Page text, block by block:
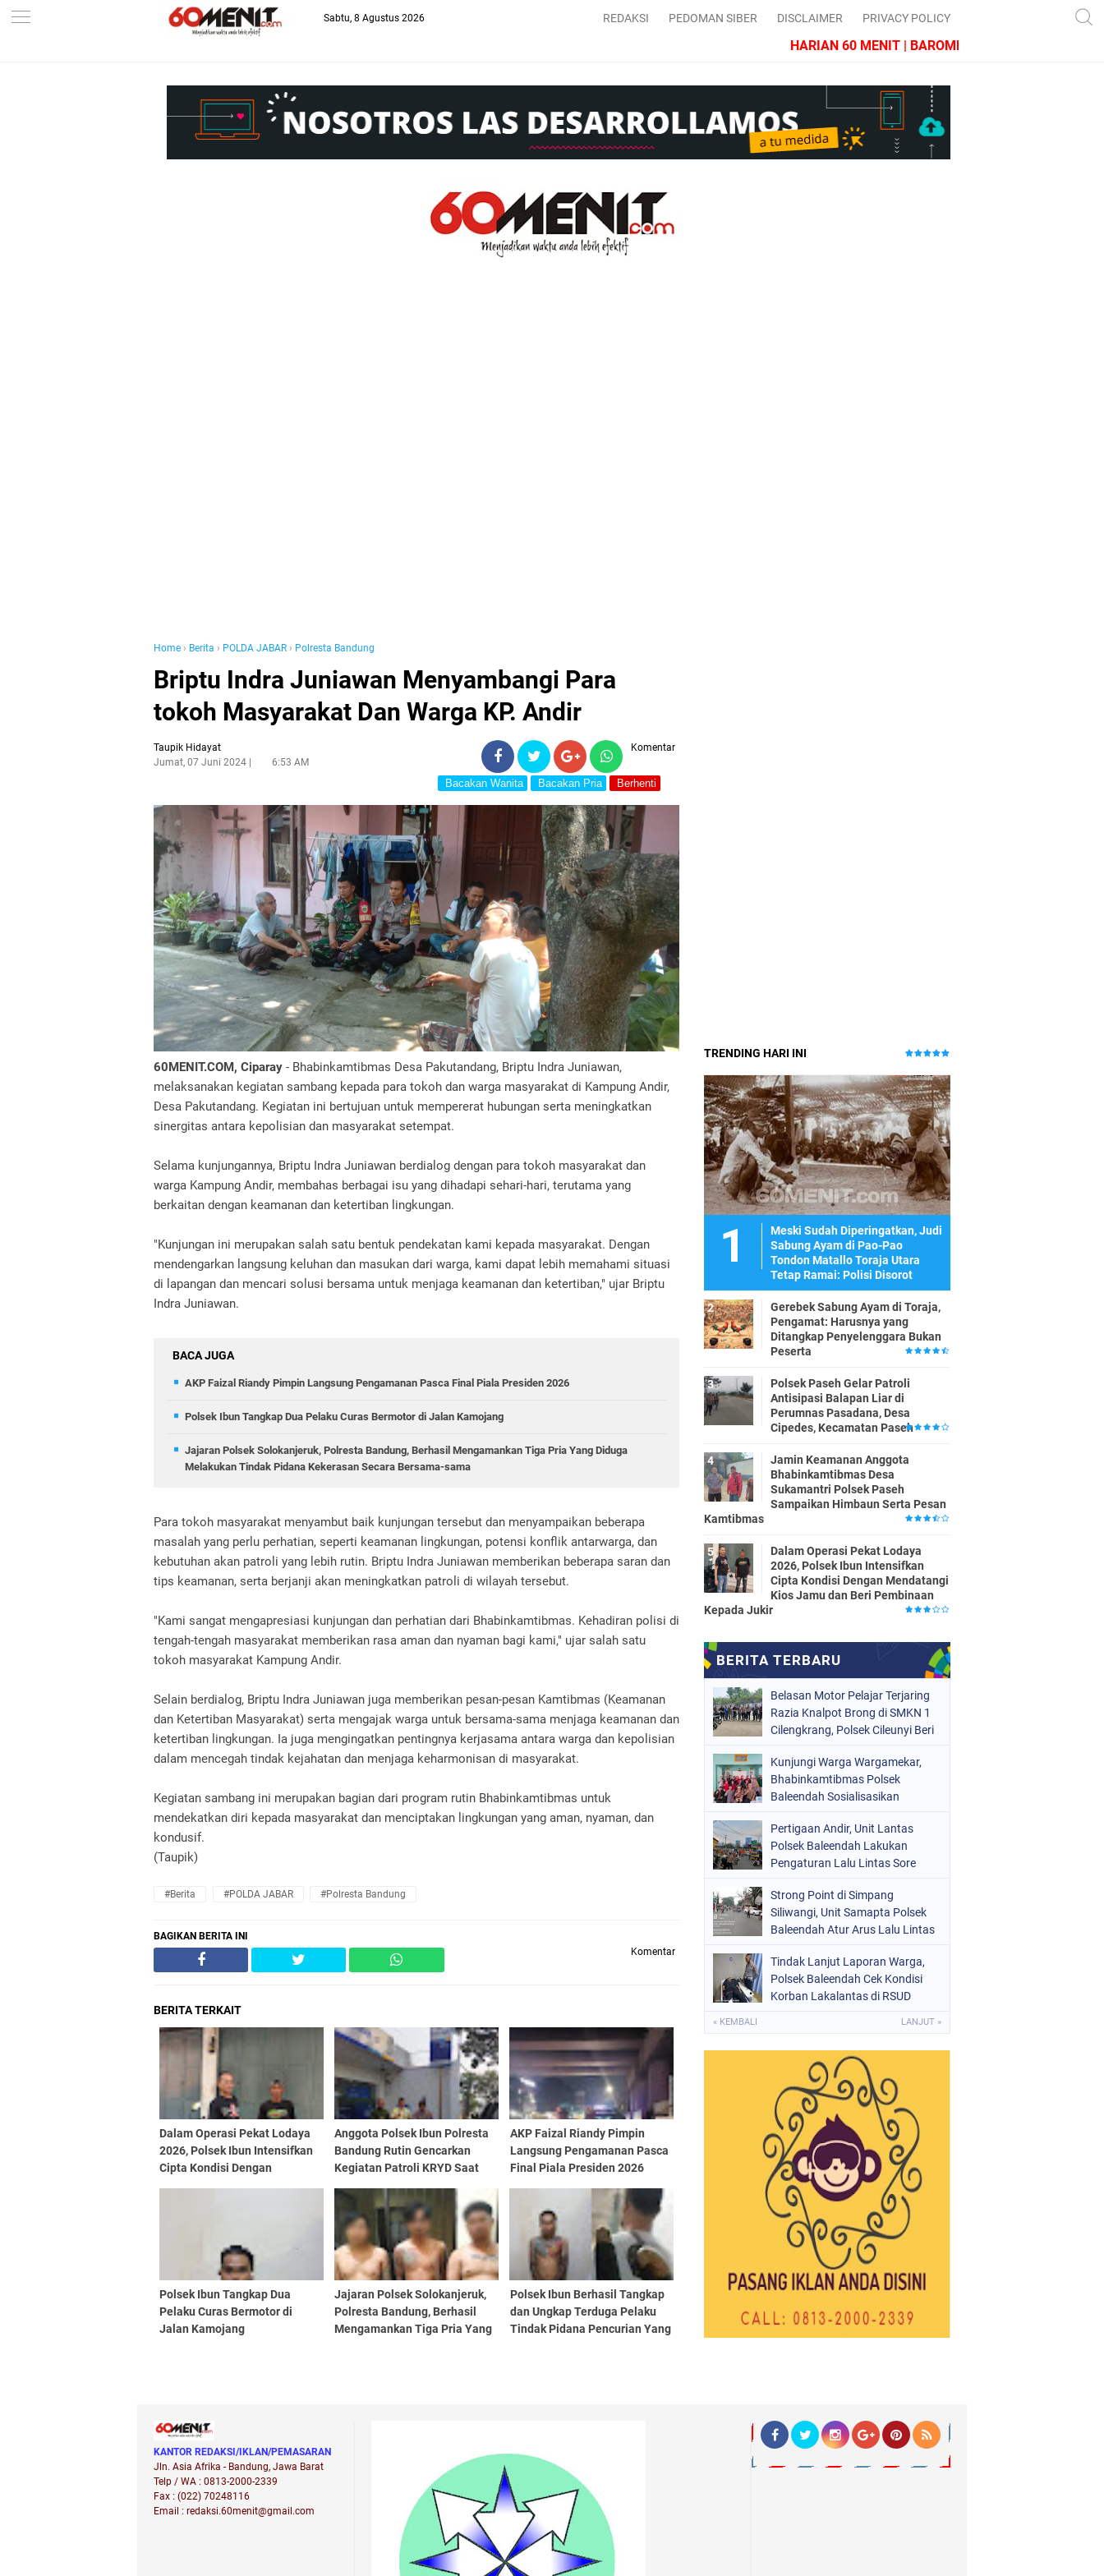
--> Sabtu, 8 Agustus 2026 REDAKSI PEDOMAN SIBER DISCLAIMER PRIVACY POLICY
HARIAN 60 MENIT | BAROMETER JAWA BARAT
Home › Berita › POLDA JABAR › Polresta Bandung
Briptu Indra Juniawan Menyambangi Para
tokoh Masyarakat Dan Warga KP. Andir
Taupik Hidayat
Jumat, 07 Juni 2024
6:53 AM
Komentar
Bacakan Wanita Bacakan Pria Berhenti
60MENIT.COM, Ciparay - Bhabinkamtibmas Desa Pakutandang, Briptu Indra Juniawan,
melaksanakan kegiatan sambang kepada para tokoh dan warga masyarakat di Kampung Andir,
Desa Pakutandang. Kegiatan ini bertujuan untuk mempererat hubungan serta meningkatkan
sinergitas antara kepolisian dan masyarakat setempat.
Selama kunjungannya, Briptu Indra Juniawan berdialog dengan para tokoh masyarakat dan
warga Kampung Andir, membahas berbagai isu yang dihadapi sehari-hari, terutama yang
berkaitan dengan keamanan dan ketertiban lingkungan.
"Kunjungan ini merupakan salah satu bentuk pendekatan kami kepada masyarakat. Dengan
mendengarkan langsung keluhan dan masukan dari warga, kami dapat lebih memahami situasi
di lapangan dan mencari solusi bersama untuk menjaga keamanan dan ketertiban," ujar Briptu
Indra Juniawan.
BACA JUGA
AKP Faizal Riandy Pimpin Langsung Pengamanan Pasca Final Piala Presiden 2026
Polsek Ibun Tangkap Dua Pelaku Curas Bermotor di Jalan Kamojang
Jajaran Polsek Solokanjeruk, Polresta Bandung, Berhasil Mengamankan Tiga Pria Yang Diduga
Melakukan Tindak Pidana Kekerasan Secara Bersama-sama
Para tokoh masyarakat menyambut baik kunjungan tersebut dan menyampaikan beberapa
masalah yang perlu perhatian, seperti keamanan lingkungan, potensi konflik antarwarga, dan
kebutuhan akan patroli yang lebih rutin. Briptu Indra Juniawan memberikan beberapa saran dan
tips keamanan, serta berjanji akan meningkatkan patroli di wilayah tersebut.
"Kami sangat mengapresiasi kunjungan dan perhatian dari Bhabinkamtibmas. Kehadiran polisi di
tengah-tengah masyarakat memberikan rasa aman dan nyaman bagi kami," ujar salah satu
tokoh masyarakat Kampung Andir.
Selain berdialog, Briptu Indra Juniawan juga memberikan pesan-pesan Kamtibmas (Keamanan
dan Ketertiban Masyarakat) serta mengajak warga untuk bersama-sama menjaga keamanan dan
ketertiban lingkungan. Ia juga mengingatkan pentingnya kerjasama antara warga dan kepolisian
dalam mencegah tindak kejahatan dan menjaga keharmonisan di masyarakat.
Kegiatan sambang ini merupakan bagian dari program rutin Bhabinkamtibmas untuk
mendekatkan diri kepada masyarakat dan menciptakan lingkungan yang aman, nyaman, dan
kondusif.
(Taupik)
#Berita #POLDA JABAR #Polresta Bandung
BAGIKAN BERITA INI
Komentar
BERITA TERKAIT
Dalam Operasi Pekat Lodaya
2026, Polsek Ibun Intensifkan
Cipta Kondisi Dengan
Anggota Polsek Ibun Polresta
Bandung Rutin Gencarkan
Kegiatan Patroli KRYD Saat
AKP Faizal Riandy Pimpin
Langsung Pengamanan Pasca
Final Piala Presiden 2026
Polsek Ibun Tangkap Dua
Pelaku Curas Bermotor di
Jalan Kamojang
Jajaran Polsek Solokanjeruk,
Polresta Bandung, Berhasil
Mengamankan Tiga Pria Yang
Polsek Ibun Berhasil Tangkap
dan Ungkap Terduga Pelaku
Tindak Pidana Pencurian Yang
TRENDING HARI INI
Meski Sudah Diperingatkan, Judi
Sabung Ayam di Pao-Pao
Tondon Matallo Toraja Utara
Tetap Ramai: Polisi Disorot
Gerebek Sabung Ayam di Toraja,
Pengamat: Harusnya yang
Ditangkap Penyelenggara Bukan
Peserta
Polsek Paseh Gelar Patroli
Antisipasi Balapan Liar di
Perumnas Pasadana, Desa
Cipedes, Kecamatan Paseh
Jamin Keamanan Anggota
Bhabinkamtibmas Desa
Sukamantri Polsek Paseh
Sampaikan Himbaun Serta Pesan
Kamtibmas
Dalam Operasi Pekat Lodaya
2026, Polsek Ibun Intensifkan
Cipta Kondisi Dengan Mendatangi
Kios Jamu dan Beri Pembinaan
Kepada Jukir
Belasan Motor Pelajar Terjaring
Razia Knalpot Brong di SMKN 1
Cilengkrang, Polsek Cileunyi Beri
Keselamatan Berkendara
Kunjungi Warga Wargamekar,
Bhabinkamtibmas Polsek
Baleendah Sosialisasikan
Pertigaan Andir, Unit Lantas
Polsek Baleendah Lakukan
Pengaturan Lalu Lintas Sore
Strong Point di Simpang
Siliwangi, Unit Samapta Polsek
Baleendah Atur Arus Lalu Lintas
Tindak Lanjut Laporan Warga,
Polsek Baleendah Cek Kondisi
Korban Lakalantas di RSUD
« KEMBALI LANJUT »
KANTOR REDAKSI/IKLAN/PEMASARAN
Jln. Asia Afrika - Bandung, Jawa Barat
Telp / WA : 0813-2000-2339
Fax : (022) 70248116
Email : redaksi.60menit@gmail.com